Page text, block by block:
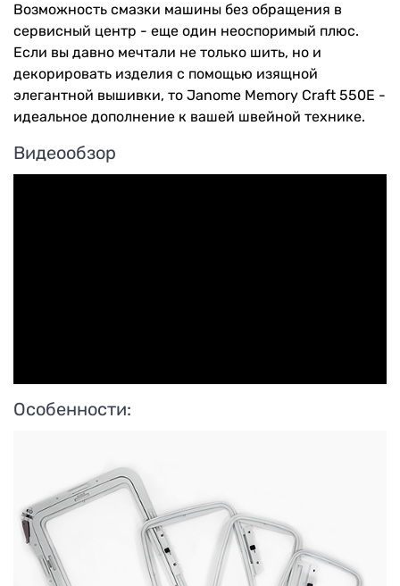
Возможность смазки машины без обращения в
сервисный центр - еще один неоспоримый плюс.
Если вы давно мечтали не только шить, но и
декорировать изделия с помощью изящной
элегантной вышивки, то Janome Memory Craft 550E -
идеальное дополнение к вашей швейной технике.
Видеообзор
Особенности: